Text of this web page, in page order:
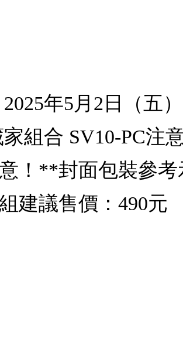
年5月2日（五
組合 SV10-PC
！**封面包裝參
建議售價：490元